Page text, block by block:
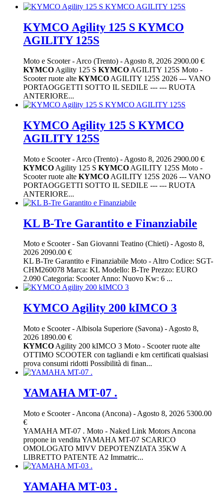
KYMCO Agility 125 S KYMCO
AGILITY 125S
Moto e Scooter- Arco (Trento) - Agosto 8, 2026 2900.00 €
KYMCO Agility 125 S KYMCO AGILITY 125S Moto -
Scooter ruote alte KYMCO AGILITY 125S 2026 --- VANO
PORTAOGGETTI SOTTO IL SEDILE --- --- RUOTA
ANTERIORE...
KYMCO Agility 125 S KYMCO
AGILITY 125S
Moto e Scooter- Arco (Trento) - Agosto 8, 2026 2900.00 €
KYMCO Agility 125 S KYMCO AGILITY 125S Moto -
Scooter ruote alte KYMCO AGILITY 125S 2026 --- VANO
PORTAOGGETTI SOTTO IL SEDILE --- --- RUOTA
ANTERIORE...
KL B-Tre Garantito e Finanziabile
Moto e Scooter- San Giovanni Teatino (Chieti) -Agosto 8,
2026 2090.00 €
KL B-Tre Garantito e Finanziabile Moto - Altro Codice: SGT-
CHM260078 Marca: KL Modello: B-Tre Prezzo: EURO
2.090 Categoria: Scooter Anno: Nuovo Kw: 6 ...
KYMCO Agility 200 kIMCO 3
Moto e Scooter- Albisola Superiore (Savona) - Agosto 8,
2026 1890.00 €
KYMCO Agility 200 kIMCO 3 Moto - Scooter ruote alte
OTTIMO SCOOTER con tagliandi e km certificati qualsiasi
prova consumi ridotti Possibilità di finan...
YAMAHA MT-07 .
Moto e Scooter- Ancona (Ancona) - Agosto 8, 2026 5300.00
€
YAMAHA MT-07 . Moto - Naked Link Motors Ancona
propone in vendita YAMAHA MT-07 SCARICO
OMOLOGATO MIVV DEPOTENZIATA 35KW A
LIBRETTO PATENTE A2 Immatric...
YAMAHA MT-03 .